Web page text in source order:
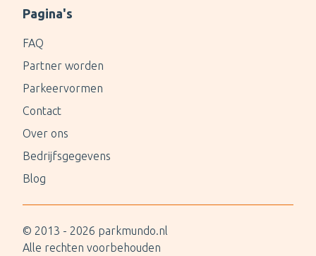
Pagina's
FAQ
Partner worden
Parkeervormen
Contact
Over ons
Bedrijfsgegevens
Blog
© 2013 - 2026 parkmundo.nl
Alle rechten voorbehouden